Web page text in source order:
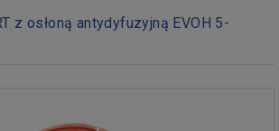
z osłoną antydyfuzyjną EVOH 5-